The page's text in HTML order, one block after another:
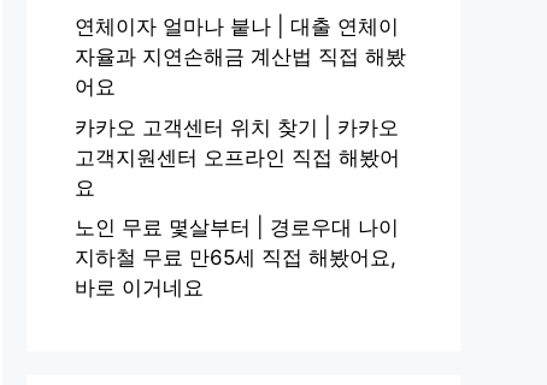
연체이자 얼마나 붙나 | 대출 연체이
자율과 지연손해금 계산법 직접 해봤
어요
카카오 고객센터 위치 찾기 | 카카오
고객지원센터 오프라인 직접 해봤어
요
노인 무료 몇살부터 | 경로우대 나이
지하철 무료 만65세 직접 해봤어요,
바로 이거네요